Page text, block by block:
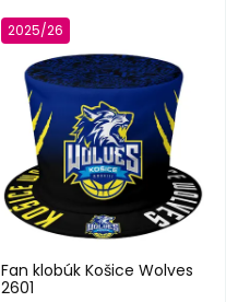
2025/26
Fan klobúk Košice Wolves
2601